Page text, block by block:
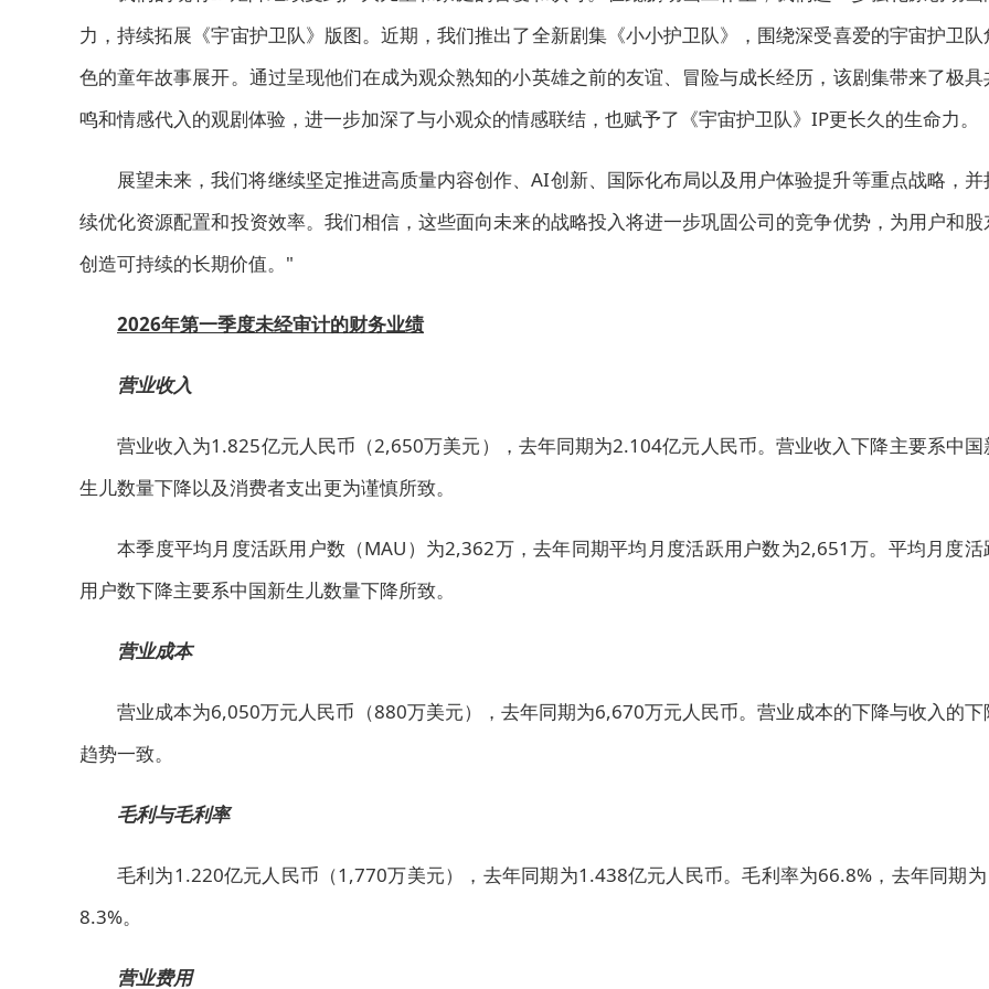
力，持续拓展《宇宙护卫队》版图。近期，我们推出了全新剧集《小小护卫队》，围绕深受喜爱的宇宙护卫队
色的童年故事展开。通过呈现他们在成为观众熟知的小英雄之前的友谊、冒险与成长经历，该剧集带来了极具
鸣和情感代入的观剧体验，进一步加深了与小观众的情感联结，也赋予了《宇宙护卫队》IP更长久的生命力。
展望未来，我们将继续坚定推进高质量内容创作、AI创新、国际化布局以及用户体验提升等重点战略，并
续优化资源配置和投资效率。我们相信，这些面向未来的战略投入将进一步巩固公司的竞争优势，为用户和股
创造可持续的长期价值。"
2026年第一季度未经审计的财务业绩
营业收入
营业收入为1.825亿元人民币（2,650万美元），去年同期为2.104亿元人民币。营业收入下降主要系中国
生儿数量下降以及消费者支出更为谨慎所致。
本季度平均月度活跃用户数（MAU）为2,362万，去年同期平均月度活跃用户数为2,651万。平均月度活
用户数下降主要系中国新生儿数量下降所致。
营业成本
营业成本为6,050万元人民币（880万美元），去年同期为6,670万元人民币。营业成本的下降与收入的下
趋势一致。
毛利与毛利率
毛利为1.220亿元人民币（1,770万美元），去年同期为1.438亿元人民币。毛利率为66.8%，去年同期
8.3%。
营业费用